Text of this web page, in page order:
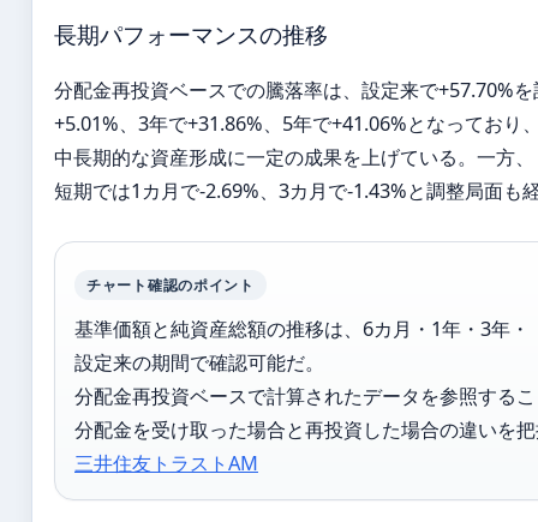
長期パフォーマンスの推移
分配金再投資ベースでの騰落率は、設定来で+57.70%
+5.01%、3年で+31.86%、5年で+41.06%となっており
中長期的な資産形成に一定の成果を上げている。一方、
短期では1カ月で-2.69%、3カ月で-1.43%と調整局面も
チャート確認のポイント
基準価額と純資産総額の推移は、6カ月・1年・3年・
設定来の期間で確認可能だ。
分配金再投資ベースで計算されたデータを参照する
分配金を受け取った場合と再投資した場合の違いを
三井住友トラストAM